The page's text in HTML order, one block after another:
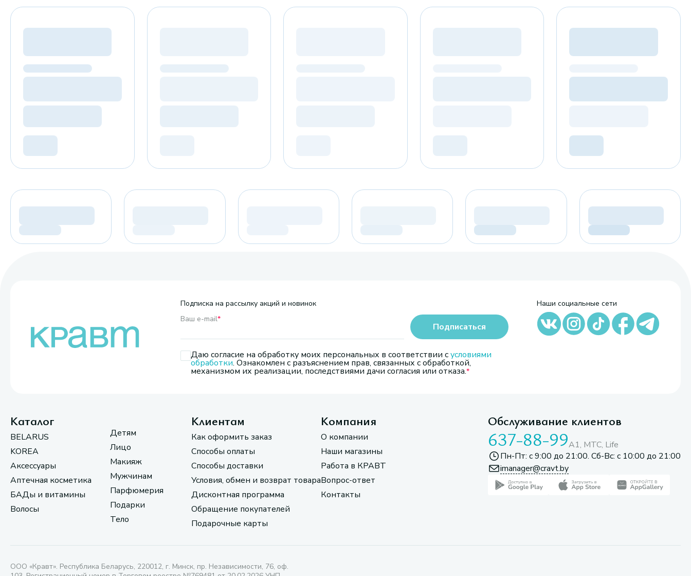
Подписка на рассылку акций и новинок
Ваш e-mail*
Даю согласие на обработку моих персональных в соответствии сусловиями
обработки. Ознакомлен с разъяснением прав, связанных с обработкой,
механизмом их реализации, последствиями дачи согласия или отказа.
Подписаться
Наши социальные сети
Каталог
BELARUS
KOREA
Аксессуары
Аптечная косметика
БАДы и витамины
Волосы
Детям
Лицо
Макияж
Мужчинам
Парфюмерия
Подарки
Тело
Клиентам
Как оформить заказ
Способы оплаты
Способы доставки
Условия, обмен и возврат товара
Дисконтная программа
Обращение покупателей
Подарочные карты
Компания
О компании
Наши магазины
Работа в КРАВТ
Вопрос-ответ
Контакты
Обслуживание клиентов
637-88-99A1, МТС, Life
Пн-Пт: с 9:00 до 21:00. Сб-Вс: с 10:00 до 21:00
imanager@cravt.by
ООО «Кравт». Республика Беларусь, 220012, г. Минск, пр. Независимости, 76, оф.